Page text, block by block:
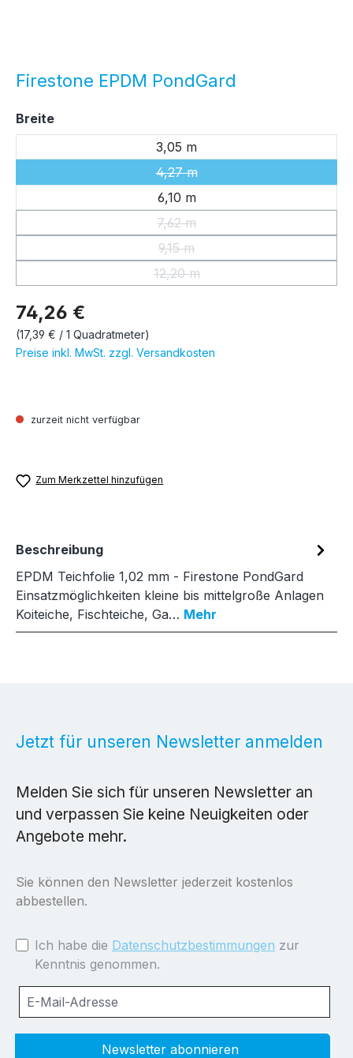
Firestone EPDM PondGard
74,26 €
(17,39 € / 1 Quadratmeter)
Preise inkl. MwSt. zzgl. Versandkosten
zurzeit nicht verfügbar
Breiteauswählen
3,05 m
4,27 m
(Diese Option ist zurzeit nicht
6,10 m
7,62 m
(Diese Option ist zurzeit nicht
9,15 m
(Diese Option ist zurzeit nicht
12,20 m
(Diese Option ist zurzeit nicht
Zum Merkzettel hinzufügen
Beschreibung
EPDM Teichfolie 1,02 mm - Firestone PondGard
Einsatzmöglichkeiten kleine bis mittelgroße Anlagen
Koiteiche, Fischteiche, Ga… Mehr
Jetzt für unseren Newsletter anmelden
Melden Sie sich für unseren Newsletter an
und verpassen Sie keine Neuigkeiten oder
Angebote mehr.
Sie können den Newsletter jederzeit kostenlos
abbestellen.
Ich habe die Datenschutzbestimmungen zur
Kenntnis genommen.
Newsletter abonnieren